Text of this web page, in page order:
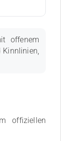
offenem
Kinnlinien,
offiziellen